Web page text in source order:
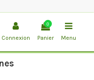
Connexion
0
Panier Menu